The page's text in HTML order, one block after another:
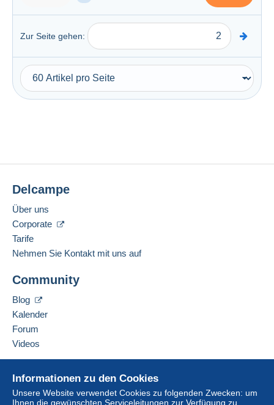
Zur Seite gehen:
Informationen zu den Cookies
Unsere Website verwendet Cookies zu folgenden Zwecken: um
Ihnen die gewünschten Serviceleitungen zur Verfügung zu
Delcampe
Über uns
Corporate
Tarife
Nehmen Sie Kontakt mit uns auf
Community
Blog
Kalender
Forum
Videos
Online-Hilfe